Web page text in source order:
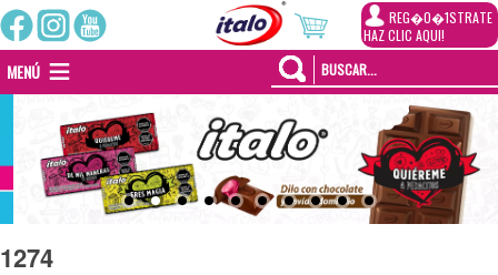
REG�0�1STRATE
HAZ CLIC AQUI!
MENÚ
1274